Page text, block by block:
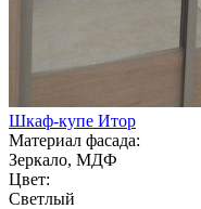
Шкаф-купе Итор
Материал фасада:
Зеркало, МДФ
Цвет:
Светлый